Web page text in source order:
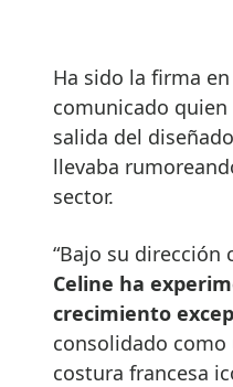
Ha sido la firma
comunicado
salida del
llevaba
sector.
“Bajo su dirección
Celine ha
crecimiento
consolidado como
costura francesa